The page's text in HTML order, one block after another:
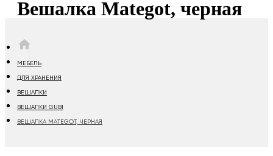
Вешалка Mategot, черная
МЕБЕЛЬ
ДЛЯ ХРАНЕНИЯ
ВЕШАЛКИ
ВЕШАЛКИ GUBI
ВЕШАЛКА MATEGOT, ЧЕРНАЯ